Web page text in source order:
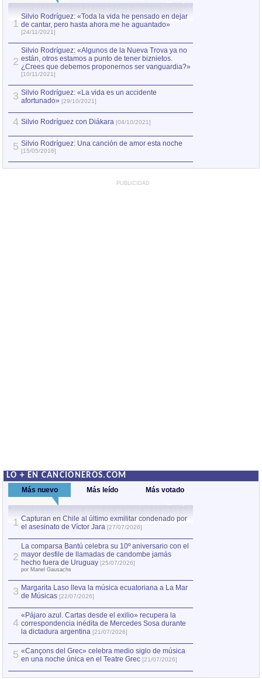
1
Silvio Rodríguez: «Toda la vida he pensado en dejar
de cantar, pero hasta ahora me he aguantado»
[24/11/2021]
2
Silvio Rodríguez: «Algunos de la Nueva Trova ya no
están, otros estamos a punto de tener biznietos.
¿Crees que debemos proponernos ser vanguardia?»
[10/11/2021]
3 Silvio Rodríguez: «La vida es un accidente
afortunado» [29/10/2021]
4 Silvio Rodríguez con Diákara [04/10/2021]
5 Silvio Rodríguez: Una canción de amor esta noche
[15/05/2016]
PUBLICIDAD
LO + EN CANCIONEROS.COM
Más nuevo Más leído Más votado
1 Capturan en Chile al último exmilitar condenado por
el asesinato de Víctor Jara [27/07/2026]
2
La comparsa Bantú celebra su 10º aniversario con el
mayor desfile de llamadas de candombe jamás
hecho fuera de Uruguay [25/07/2026]
por Manel Gausachs
3 Margarita Laso lleva la música ecuatoriana a La Mar
de Músicas [22/07/2026]
4
«Pájaro azul. Cartas desde el exilio» recupera la
correspondencia inédita de Mercedes Sosa durante
la dictadura argentina [21/07/2026]
5 «Cançons del Grec» celebra medio siglo de música
en una noche única en el Teatre Grec [21/07/2026]